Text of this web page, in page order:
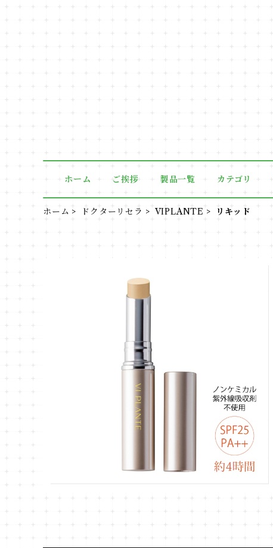
ホーム ご挨拶 製品一覧 カテゴリ
ホーム ドクターリセラ VIPLANTE リキッド
【ヴィ プランツ】スティックコンシーラー(ブライト
アップ)